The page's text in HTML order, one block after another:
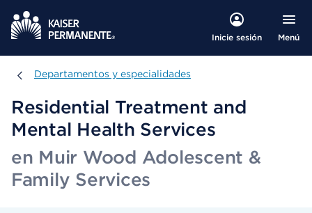
Inicie sesión Menú
Departamentos y especialidades
Departamentos y especialidades
Residential Treatment and
Mental Health Services
en Muir Wood Adolescent &
Family Services